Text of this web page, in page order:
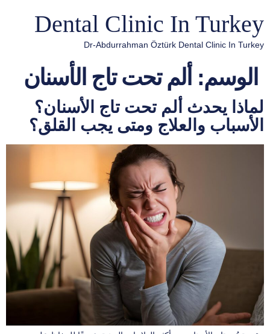
Dental Clinic In Turkey
Dr-Abdurrahman Öztürk Dental Clinic In Turkey
الوسم: ألم تحت تاج الأسنان
لماذا يحدث ألم تحت تاج الأسنان؟
الأسباب والعلاج ومتى يجب القلق؟